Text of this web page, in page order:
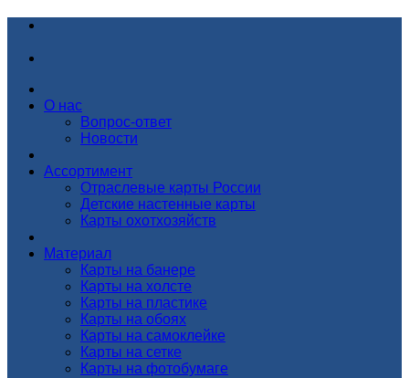
О нас
Вопрос-ответ
Новости
Ассортимент
Отраслевые карты России
Детские настенные карты
Карты охотхозяйств
Материал
Карты на банере
Карты на холсте
Карты на пластике
Карты на обоях
Карты на самоклейке
Карты на сетке
Карты на фотобумаге